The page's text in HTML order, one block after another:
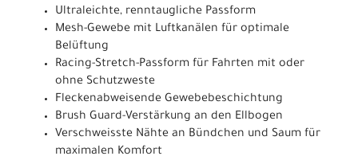
Ultraleichte, renntaugliche Passform
Mesh-Gewebe mit Luftkanälen für optimale
Belüftung
Racing-Stretch-Passform für Fahrten mit oder
ohne Schutzweste
Fleckenabweisende Gewebebeschichtung
Brush Guard-Verstärkung an den Ellbogen
Verschweisste Nähte an Bündchen und Saum für
maximalen Komfort